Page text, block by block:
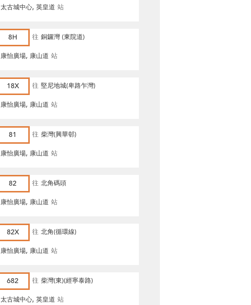
太古城中心, 英皇道 站
8H 往 銅鑼灣 (東院道)
康怡廣場, 康山道 站
18X 往 堅尼地城(卑路乍灣)
康怡廣場, 康山道 站
81 往 柴灣(興華邨)
康怡廣場, 康山道 站
82 往 北角碼頭
康怡廣場, 康山道 站
82X 往 北角(循環線)
康怡廣場, 康山道 站
682 往 柴灣(東)(經寧泰路)
太古城中心, 英皇道 站